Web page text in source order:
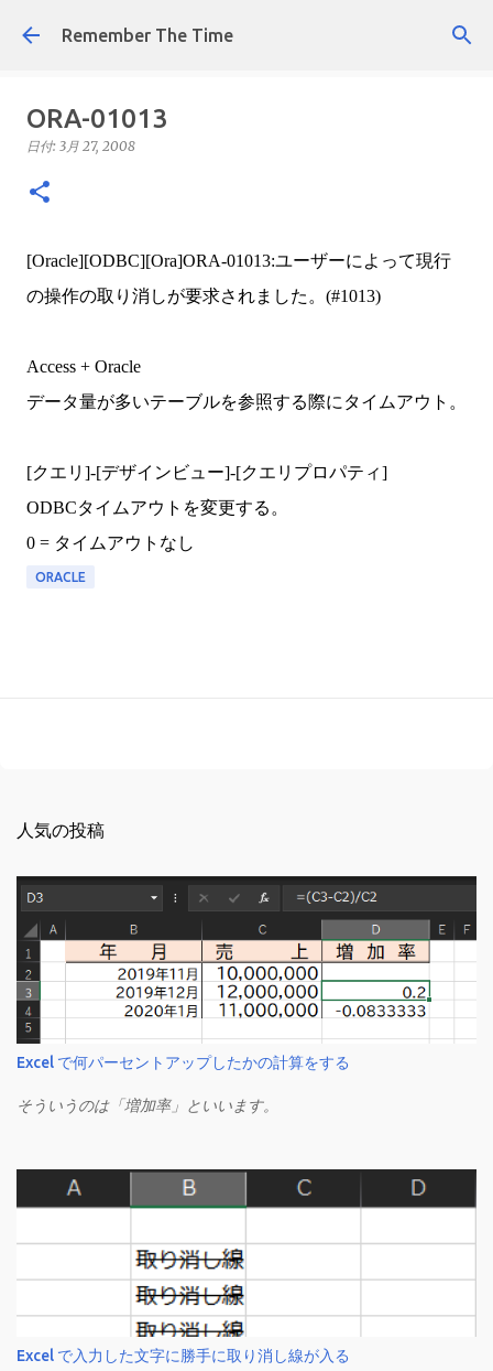
スキップしてメイン コンテンツに移動
Remember The Time
ORA-01013
日付: 3月 27, 2008
[Oracle][ODBC][Ora]ORA-01013:ユーザーによって現行
の操作の取り消しが要求されました。(#1013)
Access + Oracle
データ量が多いテーブルを参照する際にタイムアウト。
[クエリ]-[デザインビュー]-[クエリプロパティ]
ODBCタイムアウトを変更する。
0 = タイムアウトなし
ORACLE
人気の投稿
Excel で何パーセントアップしたかの計算をする
そういうのは「増加率」といいます。
Excel で入力した文字に勝手に取り消し線が入る